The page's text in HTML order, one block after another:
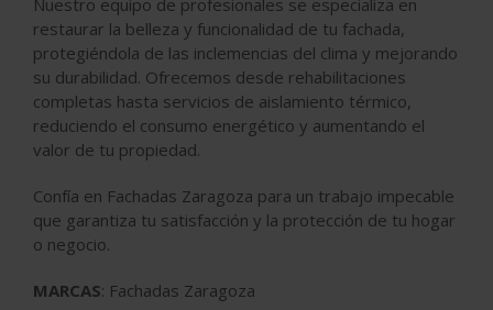
Nuestro equipo de profesionales se especializa en
restaurar la belleza y funcionalidad de tu fachada,
protegiéndola de las inclemencias del clima y mejorando
su durabilidad. Ofrecemos desde rehabilitaciones
completas hasta servicios de aislamiento térmico,
reduciendo el consumo energético y aumentando el
valor de tu propiedad.
Confía en Fachadas Zaragoza para un trabajo impecable
que garantiza tu satisfacción y la protección de tu hogar
o negocio.
MARCAS: Fachadas Zaragoza